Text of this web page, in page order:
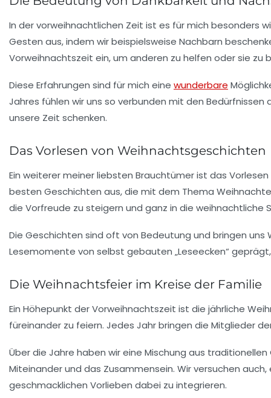
In der vorweihnachtlichen Zeit ist es für mich besonders
Gesten aus, indem wir beispielsweise Nachbarn
Vorweihnachtszeit ein, um anderen zu helfen oder sie zu
Diese Erfahrungen sind für mich eine wunderbare
Jahres fühlen wir uns so verbunden mit den
unsere Zeit schenken.
Das Vorlesen von Weihnachtsgeschichten
Ein weiterer meiner liebsten Brauchtümer ist das
besten Geschichten aus, die mit dem Thema
die Vorfreude zu steigern und ganz in die weihnachtliche
Die Geschichten sind oft von Bedeutung und bringen
Lesemomente von selbst gebauten „Leseecken“
Die Weihnachtsfeier im Kreise der Familie
Ein Höhepunkt der Vorweihnachtszeit ist die jährliche
füreinander zu feiern. Jedes Jahr bringen die Mitglieder
Über die Jahre haben wir eine Mischung aus
Miteinander und das Zusammensein. Wir versuchen
geschmacklichen Vorlieben dabei zu integrieren.